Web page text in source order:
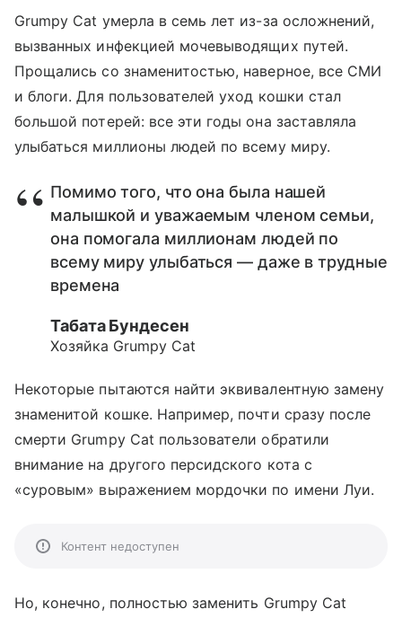
Grumpy Cat умерла в семь лет из-за осложнений,
вызванных инфекцией мочевыводящих путей.
Прощались со знаменитостью, наверное, все СМИ
и блоги. Для пользователей уход кошки стал
большой потерей: все эти годы она заставляла
улыбаться миллионы людей по всему миру.
Помимо того, что она была нашей
малышкой и уважаемым членом семьи,
она помогала миллионам людей по
всему миру улыбаться — даже в трудные
времена
Табата Бундесен
Хозяйка Grumpy Cat
Некоторые пытаются найти эквивалентную замену
знаменитой кошке. Например, почти сразу после
смерти Grumpy Cat пользователи обратили
внимание на другого персидского кота с
«суровым» выражением мордочки по имени Луи.
Контент недоступен
Но, конечно, полностью заменить Grumpy Cat